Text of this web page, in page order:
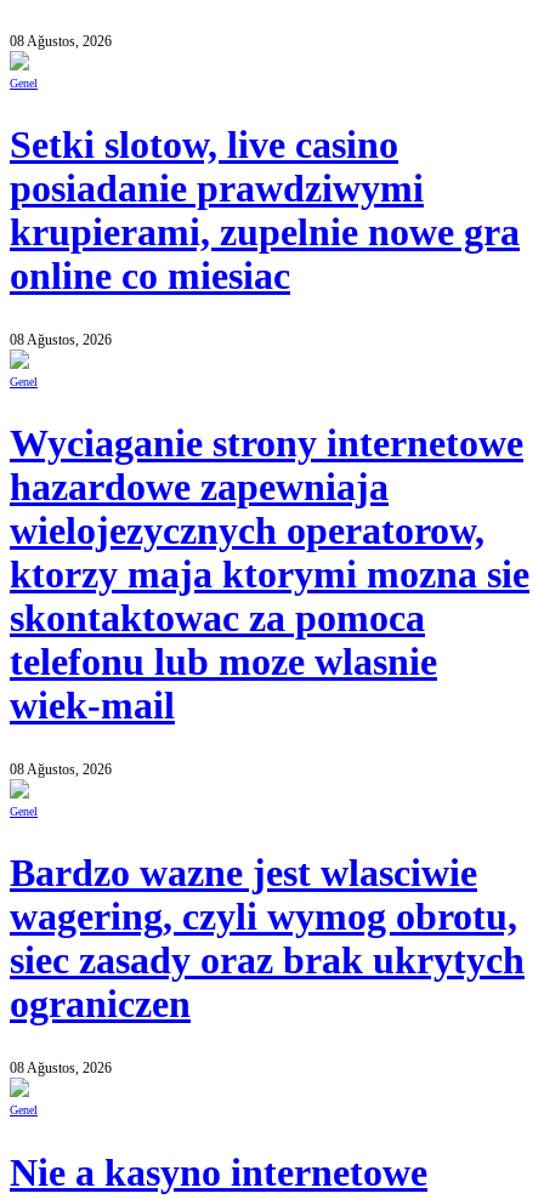
08 Ağustos, 2026
Genel
Setki slotow, live casino
posiadanie prawdziwymi
krupierami, zupelnie nowe gra
online co miesiac
08 Ağustos, 2026
Genel
Wyciaganie strony internetowe
hazardowe zapewniaja
wielojezycznych operatorow,
ktorzy maja ktorymi mozna sie
skontaktowac za pomoca
telefonu lub moze wlasnie
wiek-mail
08 Ağustos, 2026
Genel
Bardzo wazne jest wlasciwie
wagering, czyli wymog obrotu,
siec zasady oraz brak ukrytych
ograniczen
08 Ağustos, 2026
Genel
Nie a kasyno internetowe